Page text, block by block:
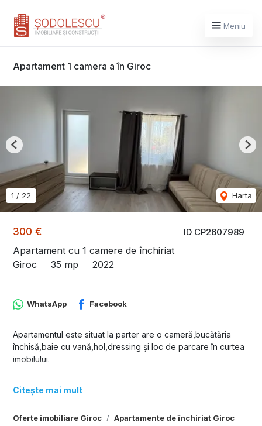
Meniu
Apartament 1 camera a în Giroc
ID CP2607989
300 €
Apartament cu 1 camere de închiriat
Giroc
35 mp 2022
1 / 22 Harta
Previous
Oferte imobiliare Giroc Apartamente de închiriat Giroc
WhatsApp Facebook
Apartamentul este situat la parter are o cameră,bucătăria
închisă,baie cu vană,hol,dressing și loc de parcare în curtea
imobilului.
Citește mai mult